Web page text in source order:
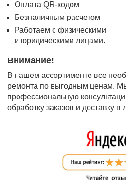
Оплата QR-кодом
Безналичным расчетом
Работаем с физическими
и юридическими лицами.
Внимание!
В нашем ассортименте все
ремонта по выгодным ценам.
профессиональную
обработку заказов и доставку